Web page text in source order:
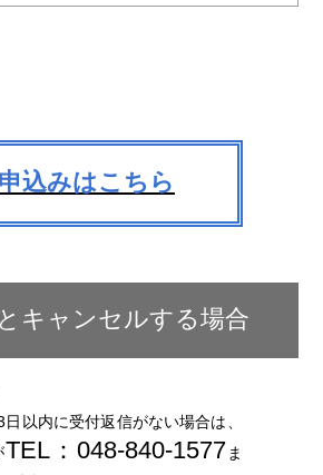
させていただきます。
お問い合わせや、ご購入後のアフター
開示の禁止
意いただいている場合や法令に基づき
など正当な理由がある場合を除き、お
込みはこちら
キャンセルする場合
以内に受付返信がない場合は、
TEL：048-840-1577 ま